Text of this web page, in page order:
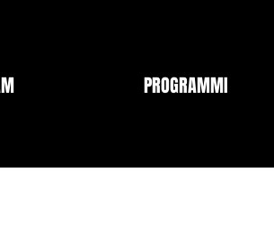
PROGRAMMI